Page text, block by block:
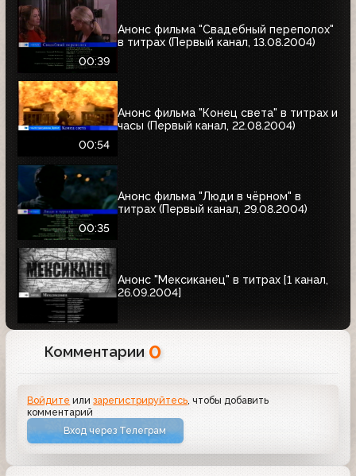
00:39
Анонс фильма "Свадебный переполох"
в титрах (Первый канал, 13.08.2004)
00:54
Анонс фильма "Конец света" в титрах и
часы (Первый канал, 22.08.2004)
00:35
Анонс фильма "Люди в чёрном" в
титрах (Первый канал, 29.08.2004)
Анонс "Мексиканец" в титрах [1 канал,
26.09.2004]
Комментарии 0
Войдите илизарегистрируйтесь, чтобы добавить
комментарий
Вход через Телеграм